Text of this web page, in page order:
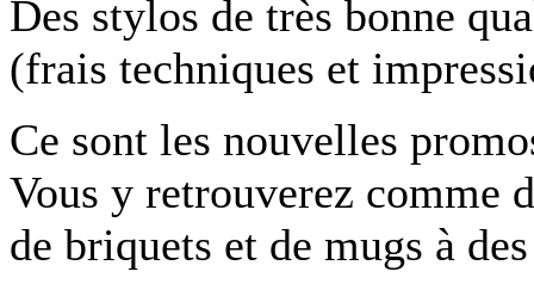
Des stylos de très bonne
(frais techniques et
Ce sont les nouvelles
Vous y retrouverez comme
de briquets et de mugs à